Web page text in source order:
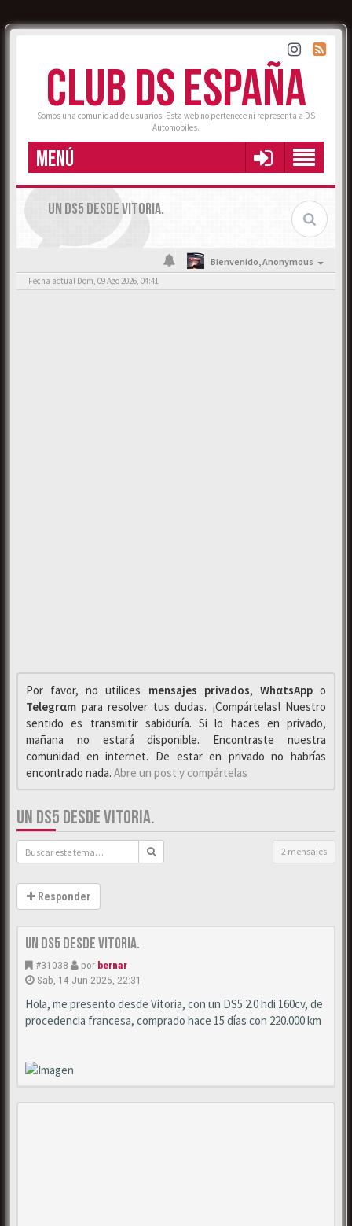
CLUB DS ESPAÑA
Somos una comunidad de usuarios. Esta web no pertenece ni representa a DS
Automobiles.
MENÚ
UN DS5 DESDE VITORIA.
Bienvenido,Anonymous
Fecha actual Dom, 09 Ago 2026, 04:41
Por favor, no utilices mensajes privados, WhαtsAppo
Telegrαm para resolver tus dudas. ¡Compártelas! Nuestro
sentido es transmitir sabiduría. Si lo haces en privado,
mañana no estará disponible. Encontraste nuestra
comunidad en internet. De estar en privado no habrías
encontrado nada. Abre un post y compártelas
UN DS5 DESDE VITORIA.
2 mensajes
Responder
Un DS5 desde Vitoria.
#31038 por bernar
Sab, 14 Jun 2025, 22:31
Hola, me presento desde Vitoria, con un DS5 2.0 hdi 160cv, de
procedencia francesa, comprado hace 15 días con 220.000 km